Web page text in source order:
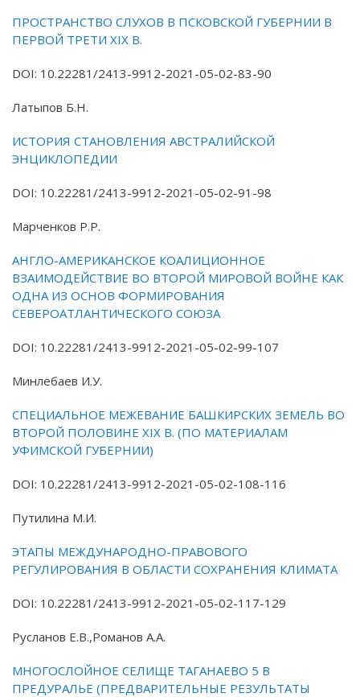
ПРОСТРАНСТВО СЛУХОВ В ПСКОВСКОЙ ГУБЕРНИИ В
ПЕРВОЙ ТРЕТИ XIX В.
DOI: 10.22281/2413-9912-2021-05-02-83-90
Латыпов Б.Н.
ИСТОРИЯ СТАНОВЛЕНИЯ АВСТРАЛИЙСКОЙ
ЭНЦИКЛОПЕДИИ
DOI: 10.22281/2413-9912-2021-05-02-91-98
Марченков Р.Р.
АНГЛО-АМЕРИКАНСКОЕ КОАЛИЦИОННОЕ
ВЗАИМОДЕЙСТВИЕ ВО ВТОРОЙ МИРОВОЙ ВОЙНЕ КАК
ОДНА ИЗ ОСНОВ ФОРМИРОВАНИЯ
СЕВЕРОАТЛАНТИЧЕСКОГО СОЮЗА
DOI: 10.22281/2413-9912-2021-05-02-99-107
Минлебаев И.У.
СПЕЦИАЛЬНОЕ МЕЖЕВАНИЕ БАШКИРСКИХ ЗЕМЕЛЬ ВО
ВТОРОЙ ПОЛОВИНЕ XIX В. (ПО МАТЕРИАЛАМ
УФИМСКОЙ ГУБЕРНИИ)
DOI: 10.22281/2413-9912-2021-05-02-108-116
Путилина М.И.
ЭТАПЫ МЕЖДУНАРОДНО-ПРАВОВОГО
РЕГУЛИРОВАНИЯ В ОБЛАСТИ СОХРАНЕНИЯ КЛИМАТА
DOI: 10.22281/2413-9912-2021-05-02-117-129
Русланов Е.В.,Романов А.А.
МНОГОСЛОЙНОЕ СЕЛИЩЕ ТАГАНАЕВО 5 В
ПРЕДУРАЛЬЕ (ПРЕДВАРИТЕЛЬНЫЕ РЕЗУЛЬТАТЫ